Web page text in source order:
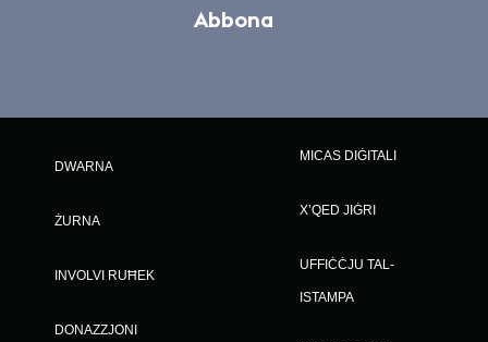
Abbona
DWARNA
ŻURNA
INVOLVI RUĦEK
DONAZZJONI
MICAS DIĠITALI
X’QED JIĠRI
UFFIĊĊJU TAL-
ISTAMPA